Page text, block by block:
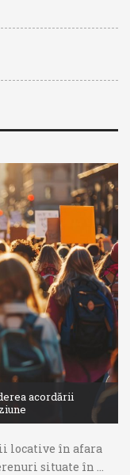
acordării
locative în afara
situate în ...